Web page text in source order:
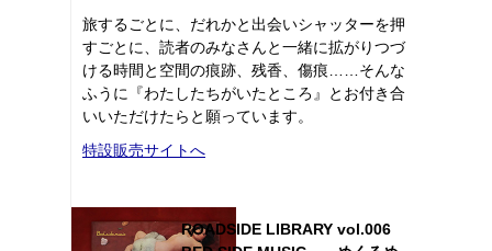
旅するごとに、だれかと出会いシャッターを押
すごとに、読者のみなさんと一緒に拡がりつづ
ける時間と空間の痕跡、残香、傷痕……そんな
ふうに『わたしたちがいたところ』とお付き合
いいただけたらと願っています。
特設販売サイトへ
ROADSIDE LIBRARY vol.006